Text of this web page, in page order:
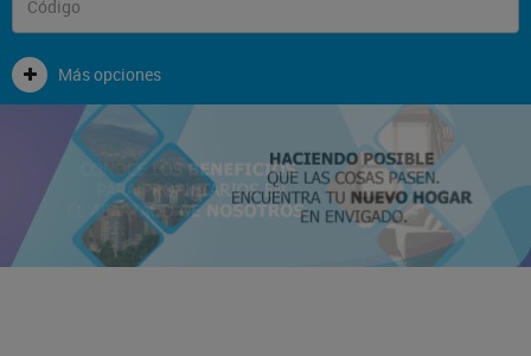
Más opciones